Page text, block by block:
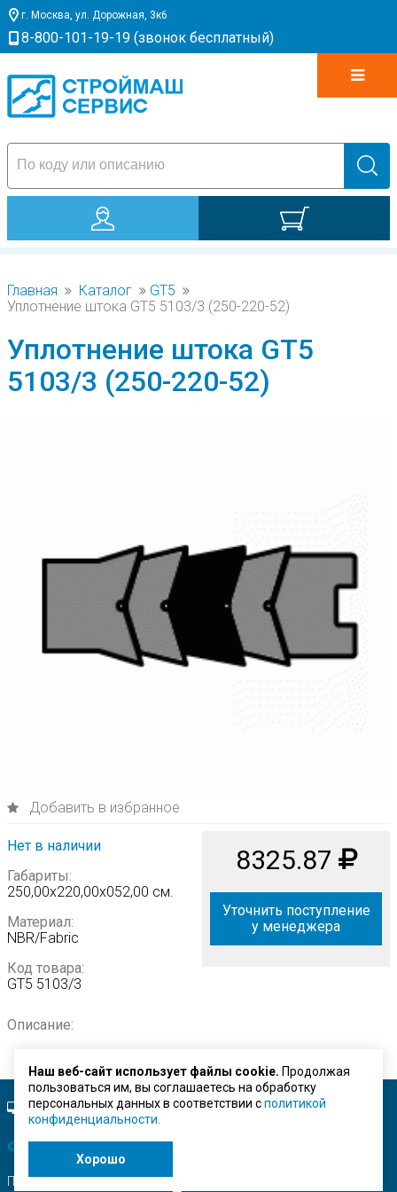
г. Москва, ул. Дорожная, 3к6
8-800-101-19-19 (звонок бесплатный)
Главная Каталог
GT5
Уплотнение штока GT5 5103/3 (250-220-52)
Уплотнение штока GT5
5103/3 (250-220-52)
Добавить в избранное
Нет в наличии
Габариты:
250,00х220,00х052,00 см.
Материал:
NBR/Fabric
Код товара:
GT5 5103/3
8325.87
Уточнить поступление
у менеджера
Описание:
Полная версия сайта.
© ЗАО "Строймашсервис"
Поисковое продвижение
Наш веб-сайт использует файлы cookie. Продолжая
пользоваться им, вы соглашаетесь на обработку
персональных данных в соответствии сполитикой
конфиденциальности.
Хорошо